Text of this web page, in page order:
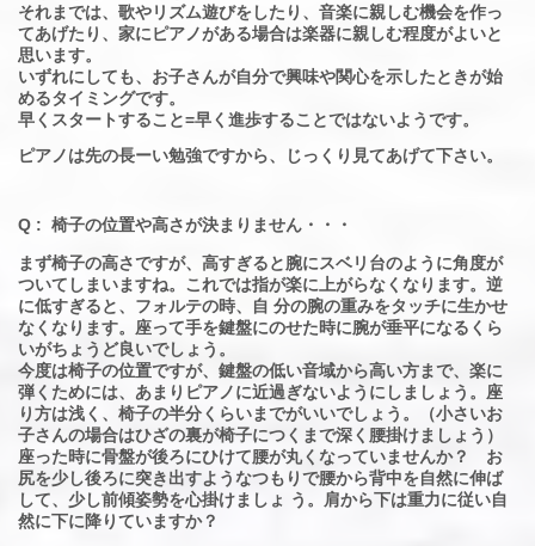
それまでは、歌やリズム遊びをしたり、音楽に親しむ機会を作っ
てあげたり、家にピアノがある場合は楽器に親しむ程度がよいと
思います。
いずれにしても、お子さんが自分で興味や関心を示したときが始
めるタイミングです。
早くスタートすること=早く進歩することではないようです。
ピアノは先の長ーい勉強ですから、じっくり見てあげて下さい。
Q : 椅子の位置や高さが決まりません・・・
まず椅子の高さですが、高すぎると腕にスベリ台のように角度が
ついてしまいますね。これでは指が楽に上がらなくなります。逆
に低すぎると、フォルテの時、自 分の腕の重みをタッチに生かせ
なくなります。座って手を鍵盤にのせた時に腕が垂平になるくら
いがちょうど良いでしょう。
今度は椅子の位置ですが、鍵盤の低い音域から高い方まで、楽に
弾くためには、あまりピアノに近過ぎないようにしましょう。座
り方は浅く、椅子の半分くらいまでがいいでしょう。（小さいお
子さんの場合はひざの裏が椅子につくまで深く腰掛けましょう）
座った時に骨盤が後ろにひけて腰が丸くなっていませんか？ お
尻を少し後ろに突き出すようなつもりで腰から背中を自然に伸ば
して、少し前傾姿勢を心掛けましょ う。肩から下は重力に従い自
然に下に降りていますか？